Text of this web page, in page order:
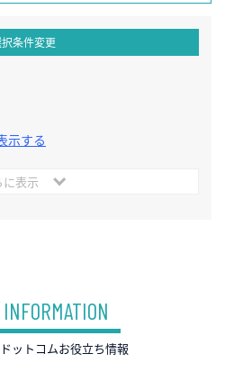
条件変更
示する
に表示
ットコムお役立ち情報